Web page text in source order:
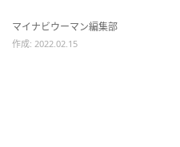
マイナビウーマン編集部
作成: 2022.02.15